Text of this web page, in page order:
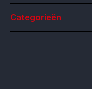
Categorieën